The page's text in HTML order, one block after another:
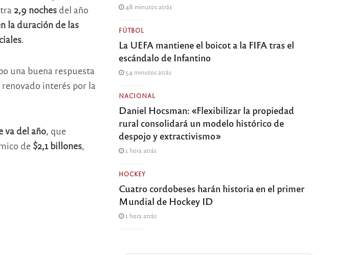
2,9 nochesdel año
la duración de las
.
una buena respuesta
interés por la
va del año, que
de $2,1 billones,
48 minutos atrás
FÚTBOL
La UEFA mantiene el boicot a la FIFA tras el
escándalo de Infantino
54 minutos atrás
NACIONAL
Daniel Hocsman: «Flexibilizar la propiedad
rural consolidará un modelo histórico de
despojo y extractivismo»
1 hora atrás
HOCKEY
Cuatro cordobeses harán historia en el primer
Mundial de Hockey ID
1 hora atrás